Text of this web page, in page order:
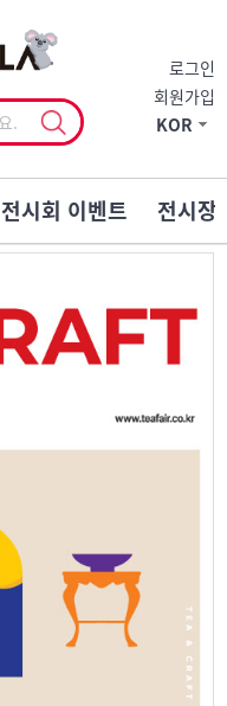
로그인
회원가입
KOR
전시회 이벤트 전시장